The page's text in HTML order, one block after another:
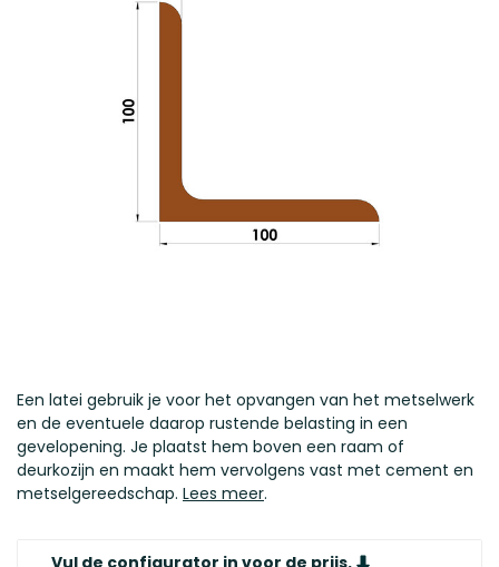
Een latei gebruik je voor het opvangen van het metselwerk
en de eventuele daarop rustende belasting in een
gevelopening. Je plaatst hem boven een raam of
deurkozijn en maakt hem vervolgens vast met cement en
metselgereedschap. Lees meer.
Vul de configurator in voor de prijs.